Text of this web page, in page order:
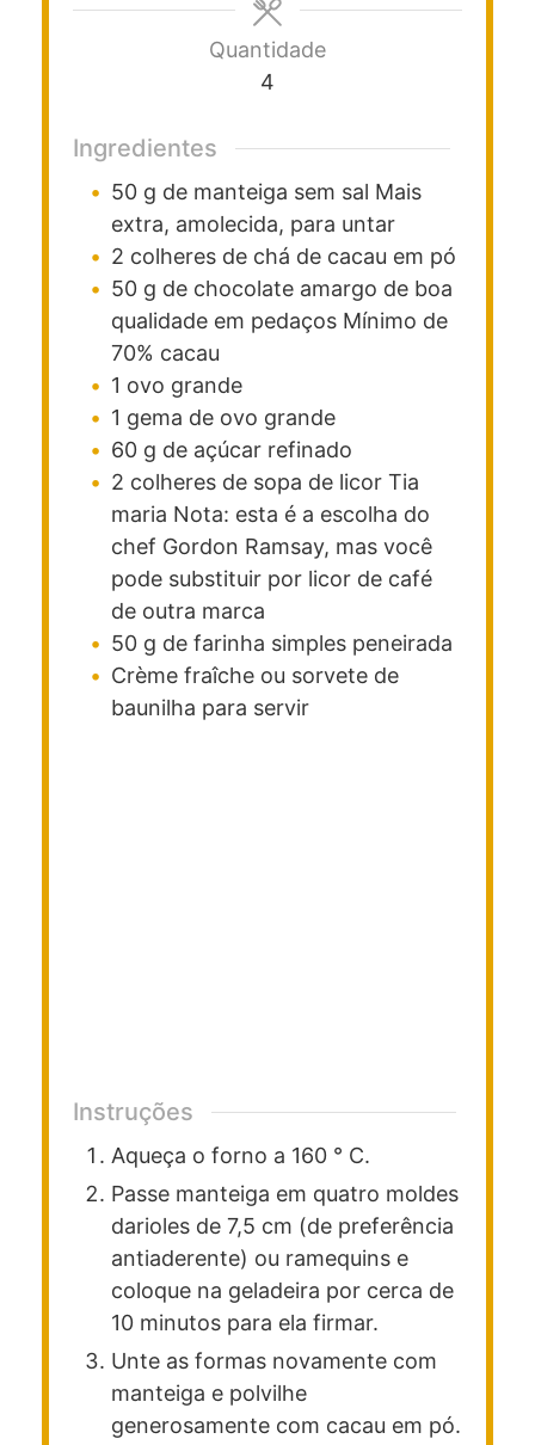
Quantidade
4
Ingredientes
50 g de manteiga sem sal Mais
extra, amolecida, para untar
2 colheres de chá de cacau em pó
50 g de chocolate amargo de boa
qualidade em pedaços Mínimo de
70% cacau
1 ovo grande
1 gema de ovo grande
60 g de açúcar refinado
2 colheres de sopa de licor Tia
maria Nota: esta é a escolha do
chef Gordon Ramsay, mas você
pode substituir por licor de café
de outra marca
50 g de farinha simples peneirada
Crème fraîche ou sorvete de
baunilha para servir
Instruções
Aqueça o forno a 160 ° C.
Passe manteiga em quatro moldes
darioles de 7,5 cm (de preferência
antiaderente) ou ramequins e
coloque na geladeira por cerca de
10 minutos para ela firmar.
Unte as formas novamente com
manteiga e polvilhe
generosamente com cacau em pó.